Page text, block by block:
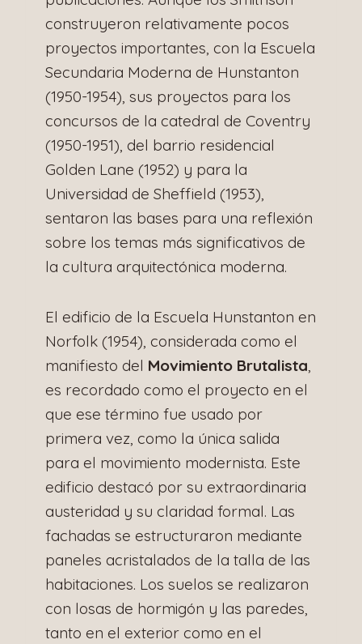
construyeron relativamente pocos
proyectos importantes, con la Escuela
Secundaria Moderna de Hunstanton
(1950-1954), sus proyectos para los
concursos de la catedral de Coventry
(1950-1951), del barrio residencial
Golden Lane (1952) y para la
Universidad de Sheffield (1953),
sentaron las bases para una reflexión
sobre los temas más significativos de
la cultura arquitectónica moderna.
El edificio de la Escuela Hunstanton en
Norfolk (1954), considerada como el
manifiesto del Movimiento Brutalista
es recordado como el proyecto en el
que ese término fue usado por
primera vez, como la única salida
para el movimiento modernista. Este
edificio destacó por su extraordinaria
austeridad y su claridad formal. Las
fachadas se estructuraron mediante
paneles acristalados de la talla de las
habitaciones. Los suelos se realizaron
con losas de hormigón y las paredes,
tanto en el exterior como en el